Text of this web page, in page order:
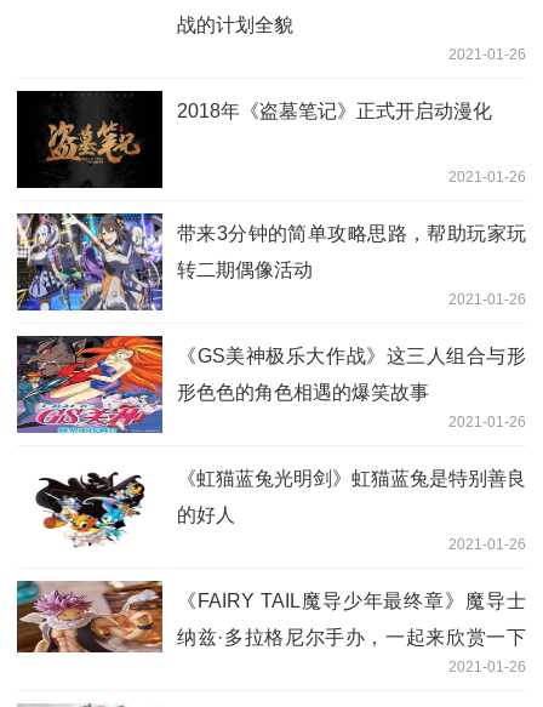
战的计划全貌
2021-01-26
2018年《盗墓笔记》正式开启动漫化
2021-01-26
带来3分钟的简单攻略思路，帮助玩家玩
转二期偶像活动
2021-01-26
《GS美神极乐大作战》这三人组合与形
形色色的角色相遇的爆笑故事
2021-01-26
《虹猫蓝兔光明剑》虹猫蓝兔是特别善良
的好人
2021-01-26
《FAIRY TAIL魔导少年最终章》魔导士
纳兹·多拉格尼尔手办，一起来欣赏一下
2021-01-26